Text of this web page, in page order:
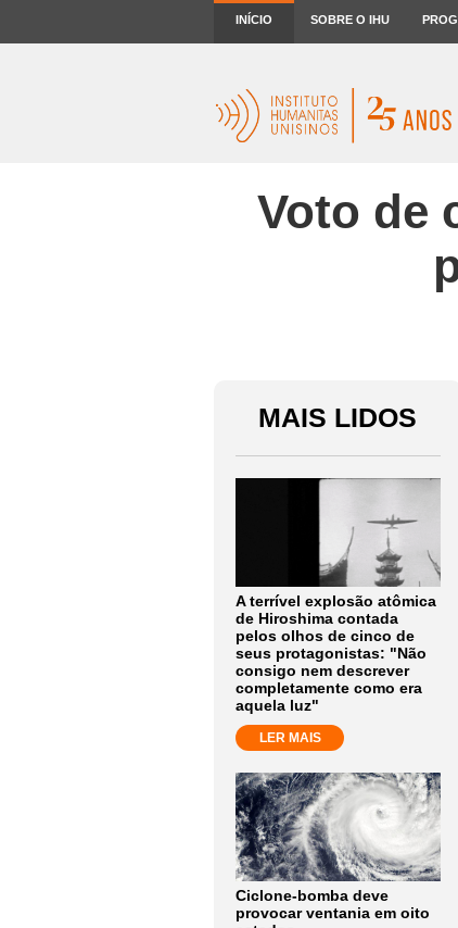
INÍCIO SOBRE O IHU
Voto de
MAIS LIDOS
A terrível explosão atômica
de Hiroshima contada
pelos olhos de cinco de
seus protagonistas: "Não
consigo nem descrever
completamente como era
aquela luz"
LER MAIS
Ciclone-bomba deve
provocar ventania em oito